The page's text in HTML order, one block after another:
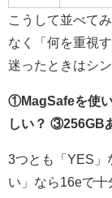
こうして並べて
なく「何を重視
迷ったときはシ
①MagSafeを使
しい？ ③256GB
3つとも「YES」
い」なら16eで十